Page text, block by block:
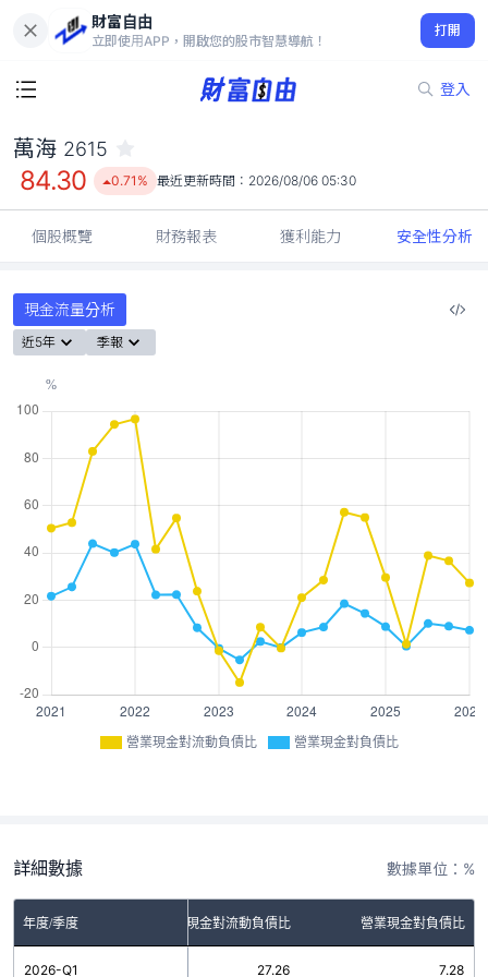
財富自由
立即使用APP，開啟您的股市智慧導航！
打開
登入
84.30
0.71%
萬海 2615
84.30 0.71% 最近更新時間： 2026/08/06 05:30
個股概覽 財務報表 獲利能力 安全性分析
現金流量分析
近5年 季報
營業現金對流動負債比 營業現金對負債比
詳細數據 數據單位：%
年度/季度 營業現金對流動負債比 營業現金對負債比
2026-Q1 27.26 7.28